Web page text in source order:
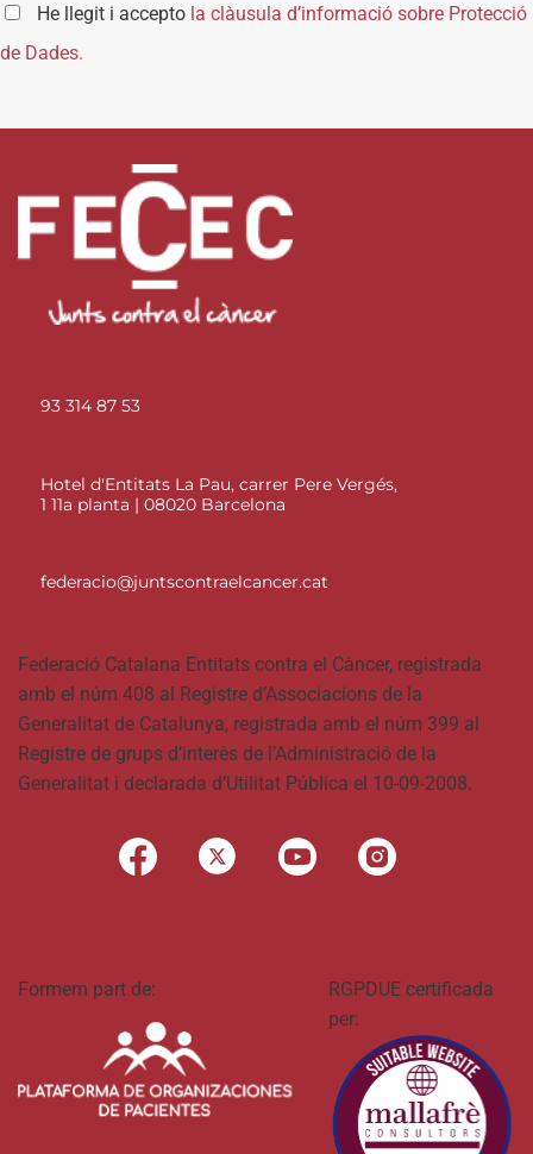
He llegit i accepto la clàusula d’informació sobre Protecció
de Dades.
93 314 87 53
Hotel d'Entitats La Pau, carrer Pere Vergés,
1 11a planta | 08020 Barcelona
federacio@juntscontraelcancer.cat
Federació Catalana Entitats contra el Càncer, registrada
amb el núm 408 al Registre d’Associacions de la
Generalitat de Catalunya, registrada amb el núm 399 al
Registre de grups d’interès de l’Administració de la
Generalitat i declarada d’Utilitat Pública el 10-09-2008.
Formem part de:
RGPDUE certificada
per: